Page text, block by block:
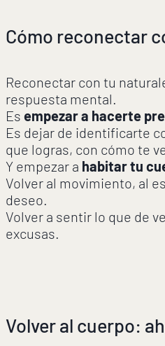
Cómo reconectar
Reconectar con tu
respuesta mental.
Es empezar a hacerte
Es dejar de identificarte
que logras, con cómo te
Y empezar a habitar tu
Volver al movimiento, al
deseo.
Volver a sentir lo que de
excusas.
Volver al cuerpo: